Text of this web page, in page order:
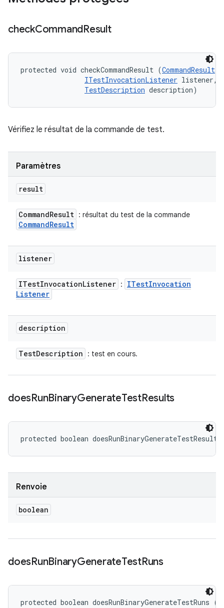
checkCommandResult
protected void checkCommandResult (CommandResult
ITestInvocationListener listener,
TestDescription description)
Vérifiez le résultat de la commande de test.
Paramètres
result
CommandResult : résultat du test de la commande
CommandResult
listener
ITestInvocationListener : ITestInvocation
Listener
description
TestDescription : test en cours.
doesRunBinaryGenerateTestResults
protected boolean
Renvoie
boolean
doesRunBinaryGenerateTestRuns
protected boolean doesRunBinaryGenerateTestRuns ()